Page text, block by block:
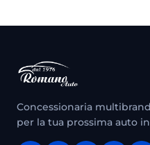
Concessionaria
per la tua prossima auto